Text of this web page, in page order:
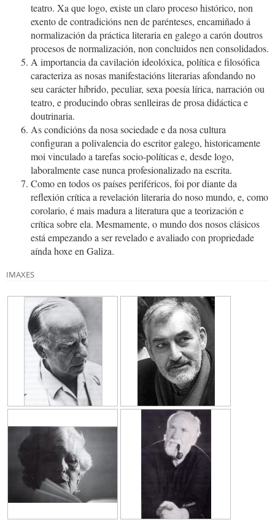
teatro. Xa que logo, existe un claro proceso histórico, non
exento de contradicións nen de parénteses, encamiñado á
normalización da práctica literaria en galego a carón doutros
procesos de normalización, non concluidos nen consolidados.
A importancia da cavilación ideolóxica, política e filosófica
caracteriza as nosas manifestacións literarias afondando no
seu carácter híbrido, peculiar, sexa poesía lírica, narración ou
teatro, e producindo obras senlleiras de prosa didáctica e
doutrinaria.
As condicións da nosa sociedade e da nosa cultura
configuran a polivalencia do escritor galego, historicamente
moi vinculado a tarefas socio-políticas e, desde logo,
laboralmente case nunca profesionalizado na escrita.
Como en todos os países periféricos, foi por diante da
reflexión crítica a revelación literaria do noso mundo, e, como
corolario, é mais madura a literatura que a teorización e
crítica sobre ela. Mesmamente, o mundo dos nosos clásicos
está empezando a ser revelado e avaliado con propriedade
aínda hoxe en Galiza.
IMAXES